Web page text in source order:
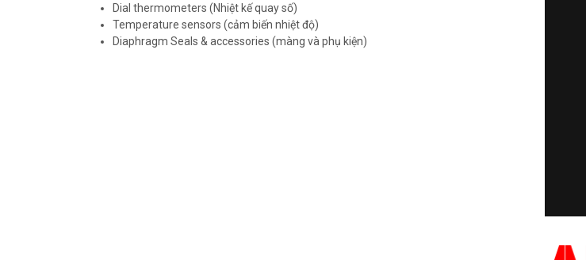
Dial thermometers (Nhiệt kế quay số)
Temperature sensors (cảm biến nhiệt độ)
Diaphragm Seals & accessories (màng và phụ kiện)